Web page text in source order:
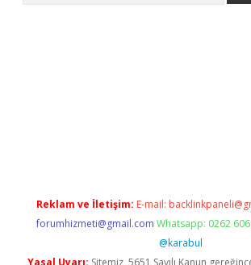
Reklam ve İletişim: E-mail:
forumhizmeti@gmail.com Whatsapp: 0262
@karabul
Yasal Uyarı: Sitemiz, 5651 Sayılı Kanun